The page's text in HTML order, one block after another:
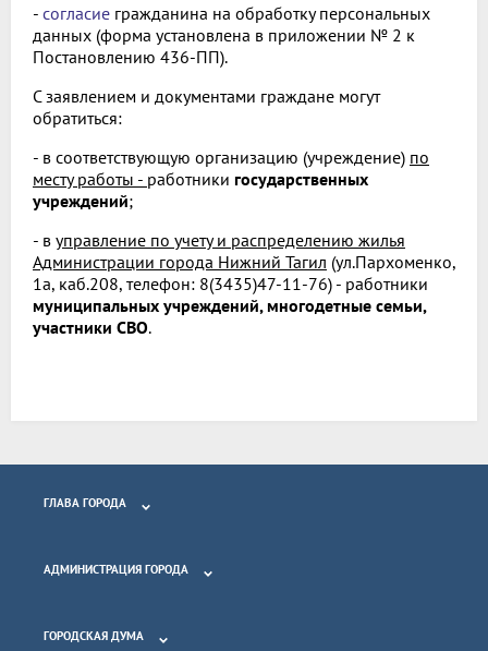
- согласие гражданина на обработку персональных
данных (форма установлена в приложении № 2 к
Постановлению 436-ПП).
С заявлением и документами граждане могут
обратиться:
- в соответствующую организацию (учреждение) по
месту работы - работники государственных
учреждений;
- в управление по учету и распределению жилья
Администрации города Нижний Тагил (ул.Пархоменко,
1а, каб.208, телефон: 8(3435)47-11-76) - работники
муниципальных учреждений, многодетные семьи,
участники СВО.
ГЛАВА ГОРОДА
АДМИНИСТРАЦИЯ ГОРОДА
ГОРОДСКАЯ ДУМА